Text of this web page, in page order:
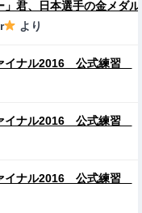
君、日本選手の金メダル
より
イナル2016 公式練習
イナル2016 公式練習
イナル2016 公式練習